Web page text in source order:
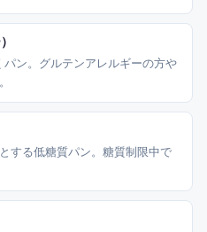
ン。グルテンアレルギーの方や
する低糖質パン。糖質制限中で